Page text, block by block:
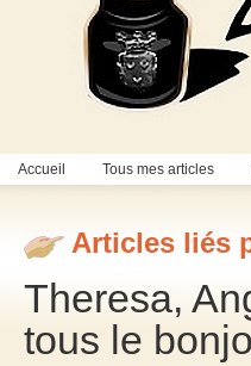
Accueil Tous mes articles
Articles liés
Theresa,
tous le